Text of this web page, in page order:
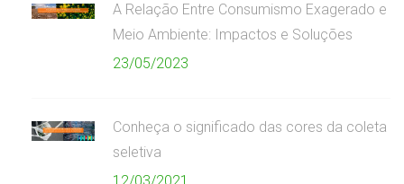
A Relação Entre Consumismo Exagerado e
Meio Ambiente: Impactos e Soluções
23/05/2023
Conheça o significado das cores da coleta
seletiva